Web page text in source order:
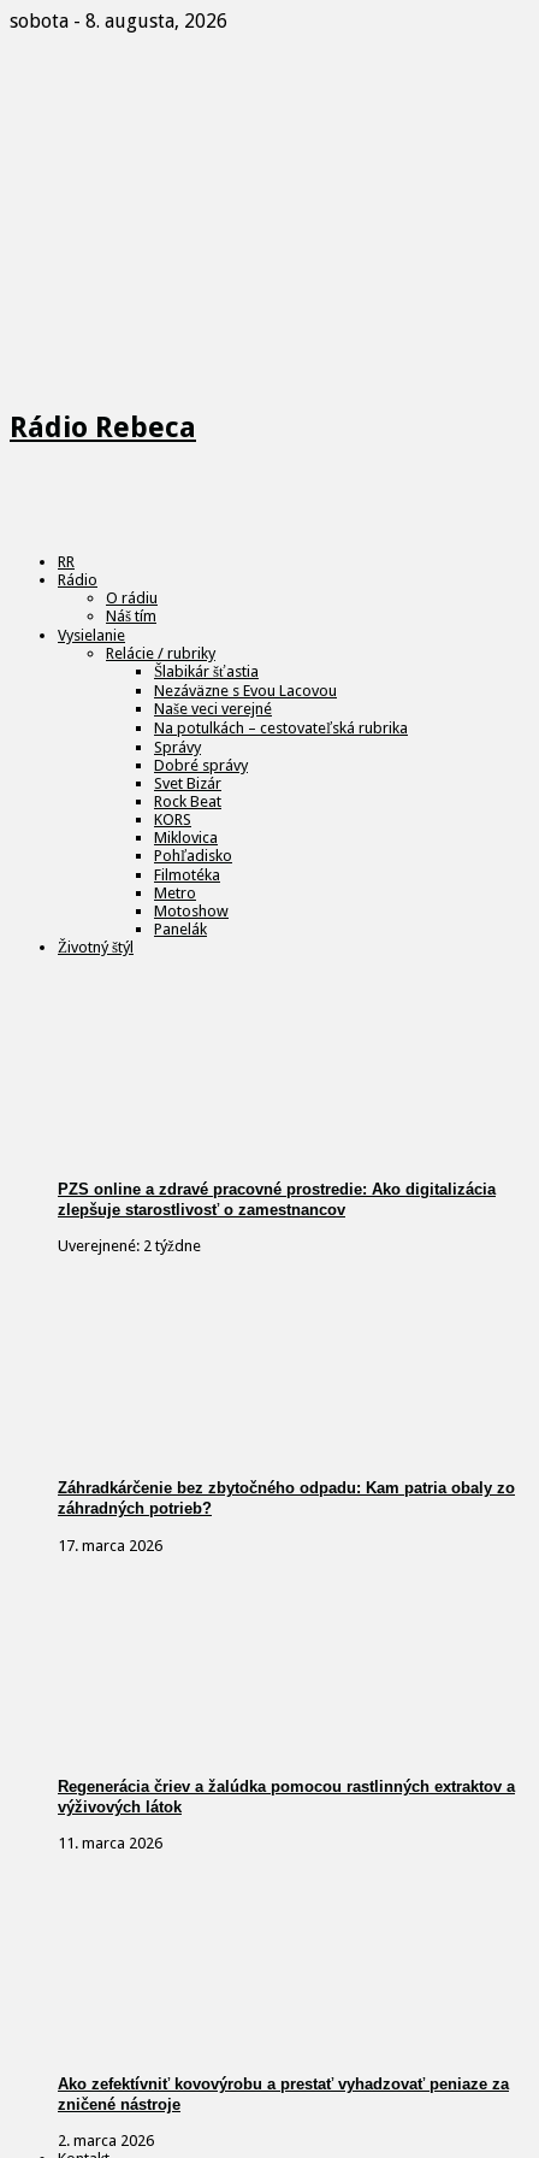
sobota - 8. augusta, 2026
Rádio Rebeca
RR
Rádio
O rádiu
Náš tím
Vysielanie
Relácie / rubriky
Šlabikár šťastia
Nezáväzne s Evou Lacovou
Naše veci verejné
Na potulkách – cestovateľská rubrika
Správy
Dobré správy
Svet Bizár
Rock Beat
KORS
Miklovica
Pohľadisko
Filmotéka
Metro
Motoshow
Panelák
Životný štýl
PZS online a zdravé pracovné prostredie: Ako digitalizácia
zlepšuje starostlivosť o zamestnancov
Uverejnené: 2 týždne
Záhradkárčenie bez zbytočného odpadu: Kam patria obaly zo
záhradných potrieb?
17. marca 2026
Regenerácia čriev a žalúdka pomocou rastlinných extraktov a
výživových látok
11. marca 2026
Ako zefektívniť kovovýrobu a prestať vyhadzovať peniaze za
zničené nástroje
2. marca 2026